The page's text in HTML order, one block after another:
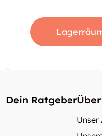
Dein Ratgeber
Unser